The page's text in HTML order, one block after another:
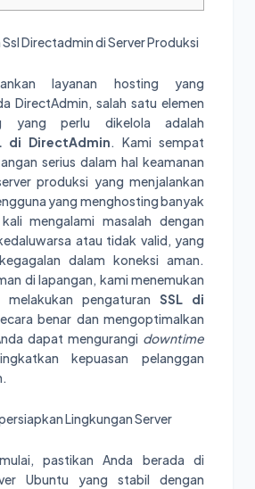
Directadmin di Server Produksi
layanan hosting yang
DirectAdmin, salah satu elemen
yang perlu dikelola adalah
di DirectAdmin. Kami sempat
serius dalam hal keamanan
produksi yang menjalankan
yang menghosting banyak
mengalami masalah dengan
atau tidak valid, yang
dalam koneksi aman.
di lapangan, kami menemukan
melakukan pengaturan SSL di
benar dan mengoptimalkan
dapat mengurangi downtime
kepuasan pelanggan
Lingkungan Server
pastikan Anda berada di
Ubuntu yang stabil dengan